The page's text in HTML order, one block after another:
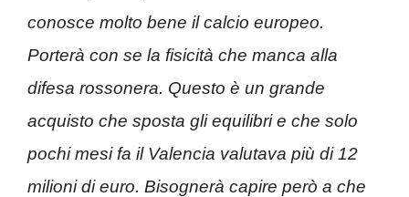
conosce molto bene il calcio europeo.
Porterà con se la fisicità che manca alla
difesa rossonera. Questo è un grande
acquisto che sposta gli equilibri e che solo
pochi mesi fa il Valencia valutava più di 12
milioni di euro. Bisognerà capire però a che